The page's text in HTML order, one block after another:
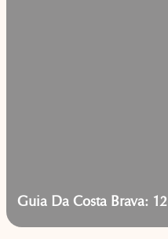
Guia Da Costa Brava: